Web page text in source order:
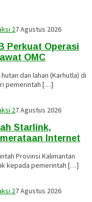
27 Agustus 2026
Perkuat Operasi
OMC
dan lahan (Karhutla) di
pemerintah […]
27 Agustus 2026
Starlink,
Internet
Provinsi Kalimantan
kepada pemerintah […]
27 Agustus 2026